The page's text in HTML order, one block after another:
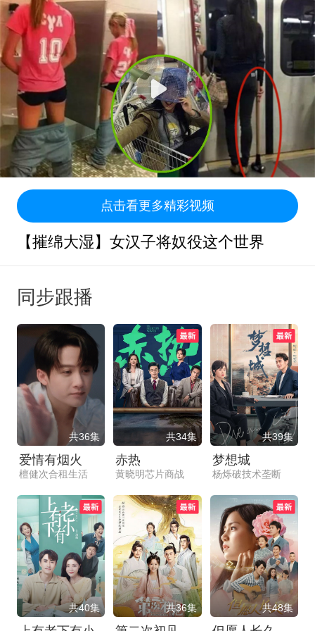
点击看更多精彩视频
【摧绵大湿】女汉子将奴役这个世界
同步跟播
共36集
爱情有烟火
檀健次合租生活
共34集
赤热
黄晓明芯片商战
共39集
梦想城
杨烁破技术垄断
共40集 共36集 共48集